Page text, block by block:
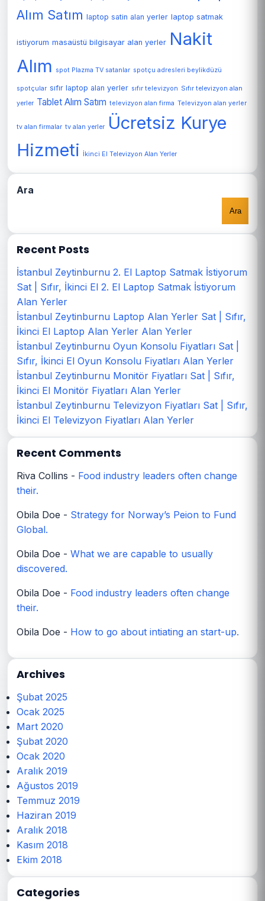
Alım Satım laptop satin alan yerler laptop satmak
istiyorum masaüstü bilgisayar alan yerler Nakit
Alım
spot Plazma TV satanlar spotçu adresleri beylikdüzü
spotçular sıfır laptop alan yerler sıfır televizyon Sıfır televizyon alan
yerler Tablet Alım Satım televizyon alan firma Televizyon alan yerler
tv alan firmalar tv alan yerler
Ücretsiz Kurye
Hizmeti
İkinci El Televizyon Alan Yerler
Ara
Ara
Recent Posts
İstanbul Zeytinburnu 2. El Laptop Satmak İstiyorum
Sat | Sıfır, İkinci El 2. El Laptop Satmak İstiyorum
Alan Yerler
İstanbul Zeytinburnu Laptop Alan Yerler Sat | Sıfır,
İkinci El Laptop Alan Yerler Alan Yerler
İstanbul Zeytinburnu Oyun Konsolu Fiyatları Sat |
Sıfır, İkinci El Oyun Konsolu Fiyatları Alan Yerler
İstanbul Zeytinburnu Monitör Fiyatları Sat | Sıfır,
İkinci El Monitör Fiyatları Alan Yerler
İstanbul Zeytinburnu Televizyon Fiyatları Sat | Sıfır,
İkinci El Televizyon Fiyatları Alan Yerler
Recent Comments
Riva Collins - Food industry leaders often change
their.
Obila Doe - Strategy for Norway’s Peion to Fund
Global.
Obila Doe - What we are capable to usually
discovered.
Obila Doe - Food industry leaders often change
their.
Obila Doe - How to go about intiating an start-up.
Archives
Şubat 2025
Ocak 2025
Mart 2020
Şubat 2020
Ocak 2020
Aralık 2019
Ağustos 2019
Temmuz 2019
Haziran 2019
Aralık 2018
Kasım 2018
Ekim 2018
Categories